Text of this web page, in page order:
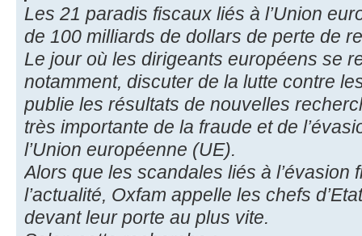
Les 21 paradis fiscaux liés à l’Union
de 100 milliards de dollars de perte de
Le jour où les dirigeants européens se
notamment, discuter de la lutte contre
publie les résultats de nouvelles
très importante de la fraude et de
l’Union européenne (UE).
Alors que les scandales liés à l’évasion
l’actualité, Oxfam appelle les chefs
devant leur porte au plus vite.